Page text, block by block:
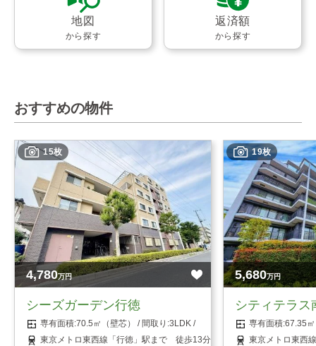
地図
から探す
返済額
から探す
おすすめの物件
15枚
4,780万円
シーズガーデン行徳
70.5㎡（壁芯）
3LDK
東京メトロ東西線「行徳」駅まで 徒歩13分
19枚
5,680万円
シティテラス
67.35
東京メトロ東西